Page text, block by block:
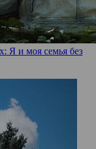
Я и моя семья без